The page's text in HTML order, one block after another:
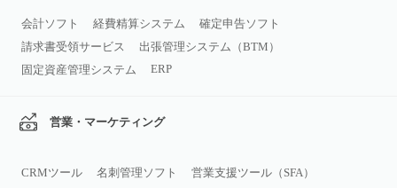
会計ソフト 経費精算システム
確定申告ソフト
請求書受領サービス
出張管理システム（BTM）
固定資産管理システム
ERP
営業・マーケティング
CRMツール 名刺管理ソフト
営業支援ツール（SFA）